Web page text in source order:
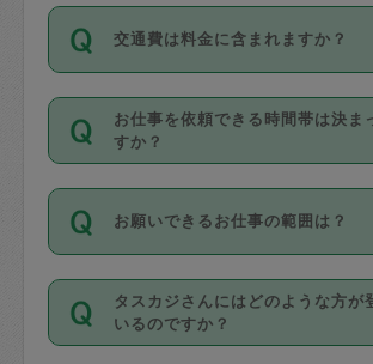
を行う際にご入力ください。プ
ル登録時にはご入力いただかな
丈夫です。
デビットカード・プリペイドカ
リカ、au WALLETなど）は支
銀行振込や現金払いも対応して
なお、タスカジさんの交通費も
金のご請求と合わせてお支払い
依頼には「スポット」と「定期
隔週）」があり、「定期」の依
ポット」よりお得な料金でご利
す。
定期の最低利用回数は設けてい
りに、一定数を超えたキャンセ
（例：毎週定期の場合は３回以
ンセルが有償（1200円、隔週定
は２回以上のキャンセルが有償
交通費は料金に含まれますか？
交通費は依頼料金とは別途発生
料金のご請求と合わせてお支払
ます。交通費の金額は「依頼の
お仕事を依頼できる時間帯は決ま
すか？
時間帯は3種類あります。いず
たり３時間です。
・ＡＭ ９時～１２時
・ＰＭ １３時～１６時
・夜 １８時～２１時
お願いできるお仕事の範囲は？
掃除、整理収納、洗濯、買い物
作り置きです。タスカジさんに
きる仕事の範囲が異なりますの
タスカジさんにはどのような方が
いるのですか？